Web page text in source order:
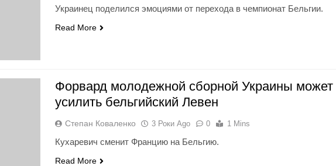
Украинец поделился эмоциями от перехода в чемпионат Бельгии.
Read More
Форвард молодежной сборной Украины может
усилить бельгийский Левен
Степан Коваленко 3 Роки Ago 0 1 Mins
Кухаревич сменит Францию на Бельгию.
Read More